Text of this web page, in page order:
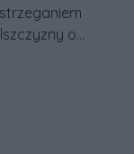
o
rząd